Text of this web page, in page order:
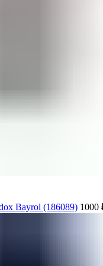
Bayrol (186089) 1000